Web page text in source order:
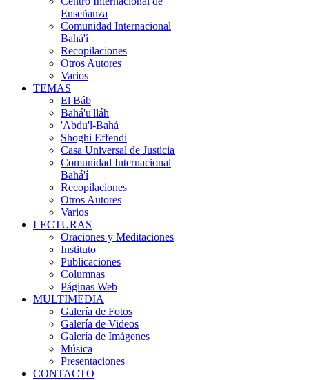
Enseñanza
Comunidad Internacional
Bahá'í
Recopilaciones
Otros Autores
Varios
TEMAS
El Báb
Bahá'u'lláh
'Abdu'l-Bahá
Shoghi Effendi
Casa Universal de Justicia
Comunidad Internacional
Bahá'í
Recopilaciones
Otros Autores
Varios
LECTURAS
Oraciones y Meditaciones
Instituto
Publicaciones
Columnas
Páginas Web
MULTIMEDIA
Galería de Fotos
Galería de Videos
Galería de Imágenes
Música
Presentaciones
CONTACTO